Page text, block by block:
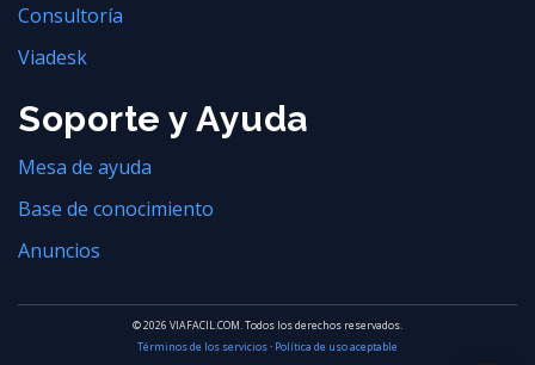
Consultoría
Viadesk
Soporte y Ayuda
Mesa de ayuda
Base de conocimiento
Anuncios
© 2026 VIAFACIL.COM. Todos los derechos reservados.
Términos de los servicios· Política de uso aceptable